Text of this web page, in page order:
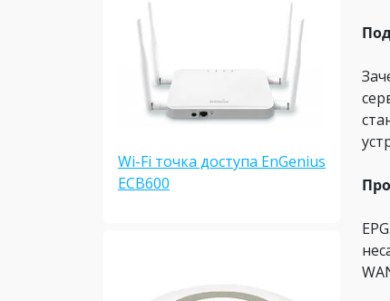
Wi-Fi точка доступа EnGenius
ECB600